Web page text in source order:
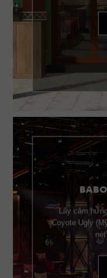
Lấy cảm
Coyote Ugly